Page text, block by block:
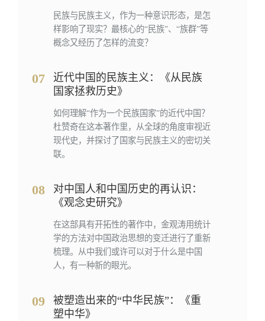
民族与民族主义，作为一种意识形态，是怎
样影响了现实？最核心的“民族”、“族群”等
概念又经历了怎样的流变？
07
近代中国的民族主义：《从民族
国家拯救历史》
如何理解“作为一个民族国家”的近代中国？
杜赞奇在这本著作里，从全球的角度审视近
现代史，并探讨了国家与民族主义的密切关
联。
08
对中国人和中国历史的再认识：
《观念史研究》
在这部具有开拓性的著作中，金观涛用统计
学的方法对中国政治思想的变迁进行了重新
梳理。从中我们或许可以对于什么是中国
人，有一种新的眼光。
09
被塑造出来的“中华民族”：《重
塑中华》